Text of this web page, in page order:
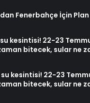
Fenerbahçe İçin Plan
kesintisi! 22-23
bitecek, sular ne
kesintisi! 22-23
bitecek, sular ne